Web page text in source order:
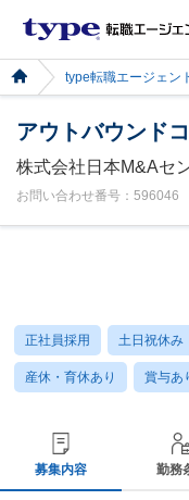
type転職エージェン
アウトバウンド
株式会社日本M&Aセ
お問い合わせ番号：
正社員採用 土日祝休み
産休・育休あり 賞与あ
募集内容 勤務